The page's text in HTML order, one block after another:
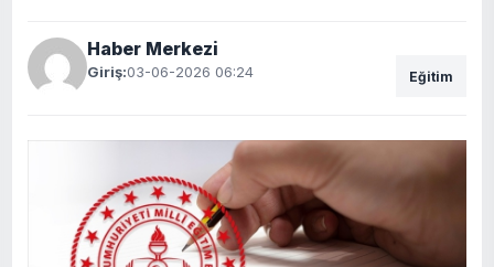
Haber Merkezi
Giriş:03-06-2026 06:24 Eğitim